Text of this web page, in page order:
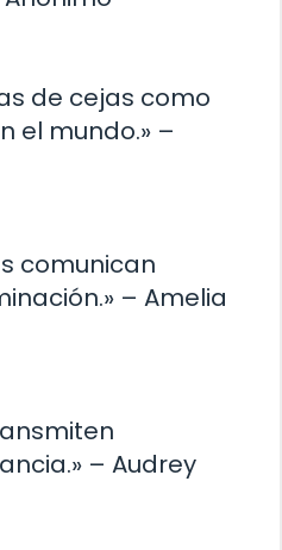
de cejas como
el mundo.» –
comunican
– Amelia
– Audrey